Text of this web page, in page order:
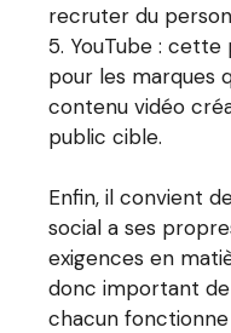
recruter du
YouTube :
pour les marques
contenu vidéo
public cible.
Enfin, il convient
social a ses
exigences en
donc important
chacun